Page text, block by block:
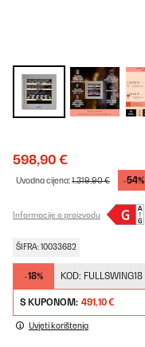
598,90 €
Uvodna cijena:1.319,90 € -54%
Informacije o proizvodu
ŠIFRA: 10033682
-18% KOD: FULLSWING18
S KUPONOM: 491,10 €
Uvjeti korištenja